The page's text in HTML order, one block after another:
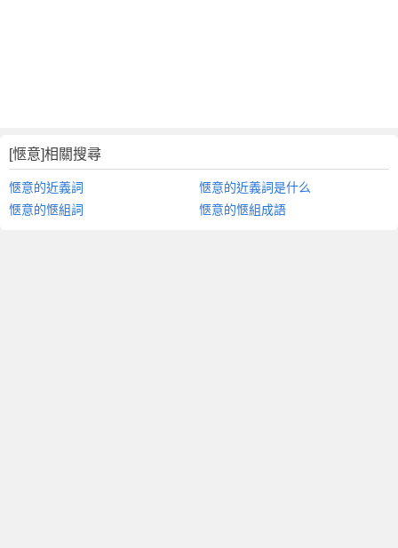
[愜意]相關搜尋
愜意的近義詞
愜意的近義詞是什么
愜意的愜組詞
愜意的愜組成語